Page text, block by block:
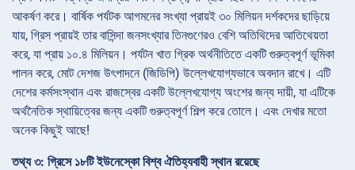
আকর্ষণ করে। বার্ষিক পর্যটক আগমনের সংখ্যা প্রায়ই ৩০ মিলিয়ন দর্শকদের ছাড়িয়ে
যায়, গ্রিস প্রায়ই তার বাসিন্দা জনসংখ্যার তিনগুণেরও বেশি অতিথিদের আতিথেয়তা
করে, যা প্রায় ১০.৪ মিলিয়ন। পর্যটন খাত গ্রিক অর্থনীতিতে একটি গুরুত্বপূর্ণ ভূমিকা
পালন করে, মোট দেশজ উৎপাদনে (জিডিপি) উল্লেখযোগ্যভাবে অবদান রাখে। এটি
দেশের কর্মসংস্থান এবং রাজস্বের একটি উল্লেখযোগ্য অংশের জন্য দায়ী, যা এটিকে
অর্থনৈতিক স্থায়িত্বের জন্য একটি গুরুত্বপূর্ণ শিল্প করে তোলে। এবং দেখার মতো
অনেক কিছুই আছে!
তথ্য ৩: গ্রিসে ১৮টি ইউনেস্কো বিশ্ব ঐতিহ্যবাহী স্থান রয়েছে